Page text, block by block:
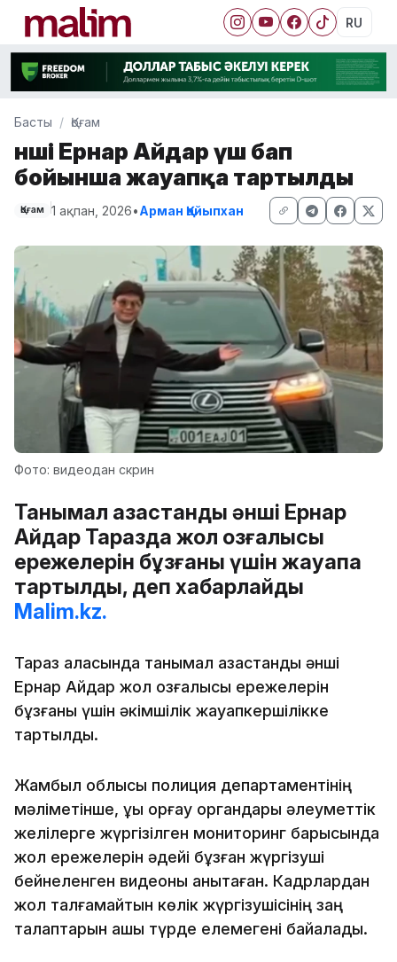
RU
Басты Қоғам
Әнші Ернар Айдар үш бап
бойынша жауапқа тартылды
Қоғам 1 ақпан, 2026•Арман Қайыпхан
Фото: видеодан скрин
Танымал қазақстандық әнші Ернар
Айдар Таразда жол қозғалысы
ережелерін бұзғаны үшін жауапқа
тартылды, деп хабарлайды
Malim.kz.
Тараз қаласында танымал қазақстандық әнші
Ернар Айдар жол қозғалысы ережелерін
бұзғаны үшін әкімшілік жауапкершілікке
тартылды.
Жамбыл облысы полиция департаментінің
мәліметінше, құқық қорғау органдары әлеуметтік
желілерге жүргізілген мониторинг барысында
жол ережелерін әдейі бұзған жүргізуші
бейнеленген видеоны анықтаған. Кадрлардан
жол талғамайтын көлік жүргізушісінің заң
талаптарын ашық түрде елемегені байқалады.